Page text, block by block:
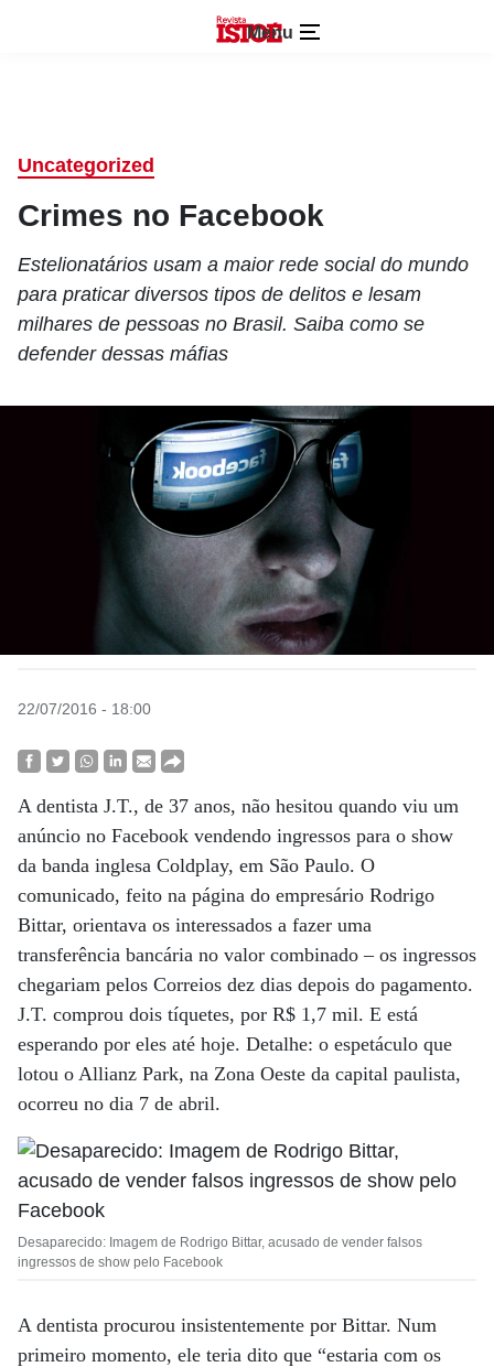
Menu
Uncategorized
Crimes no Facebook
Estelionatários usam a maior rede social do mundo
para praticar diversos tipos de delitos e lesam
milhares de pessoas no Brasil. Saiba como se
defender dessas máfias
22/07/2016 - 18:00
A dentista J.T., de 37 anos, não hesitou quando viu um
anúncio no Facebook vendendo ingressos para o show
da banda inglesa Coldplay, em São Paulo. O
comunicado, feito na página do empresário Rodrigo
Bittar, orientava os interessados a fazer uma
transferência bancária no valor combinado – os ingressos
chegariam pelos Correios dez dias depois do pagamento.
J.T. comprou dois tíquetes, por R$ 1,7 mil. E está
esperando por eles até hoje. Detalhe: o espetáculo que
lotou o Allianz Park, na Zona Oeste da capital paulista,
ocorreu no dia 7 de abril.
Desaparecido: Imagem de Rodrigo Bittar, acusado de vender falsos
ingressos de show pelo Facebook
A dentista procurou insistentemente por Bittar. Num
primeiro momento, ele teria dito que “estaria com os